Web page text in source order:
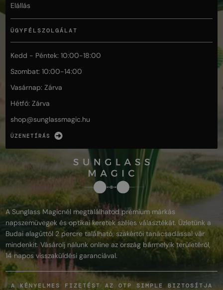
Elállás
ÜGYFÉLSZOLGÁLAT
Kedd - Péntek: 10:00-18:00
Szombat: 10:00-14:00
Vasárnap: Zárva
Hétfő: Zárva
shop@sunglassmagic.hu
ÜZENETÍRÁS
A Sunglass Magicnél megtalálhatod prémium márkás
napszemüvegek és optikai keretek széles választékát. Üzletünk a
Budai alagúttól 2 percre található, szakértői tanácsadással vár
mindenkit. Vásárolj nálunk online az ország bármelyik területéről,
14 napos visszaküldési garanciával.
A KÉNYELMES FIZETÉST AZ OTP SIMPLE BIZTOSÍTJA